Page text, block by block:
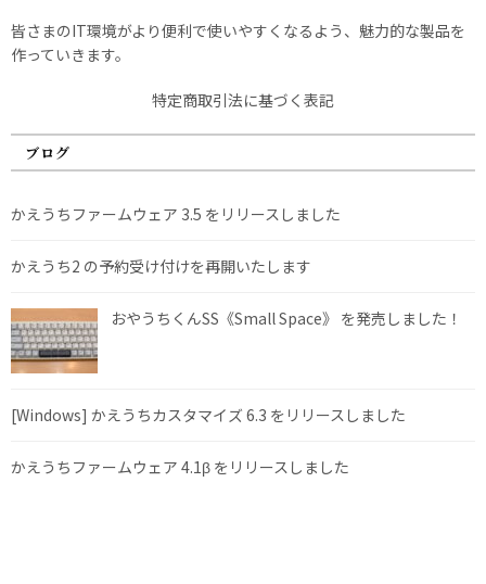
皆さまのIT環境がより便利で使いやすくなるよう、魅力的な製品を
作っていきます。
特定商取引法に基づく表記
ブログ
かえうちファームウェア 3.5 をリリースしました
かえうち2 の予約受け付けを再開いたします
おやうちくんSS《Small Space》 を発売しました！
[Windows] かえうちカスタマイズ 6.3 をリリースしました
かえうちファームウェア 4.1β をリリースしました